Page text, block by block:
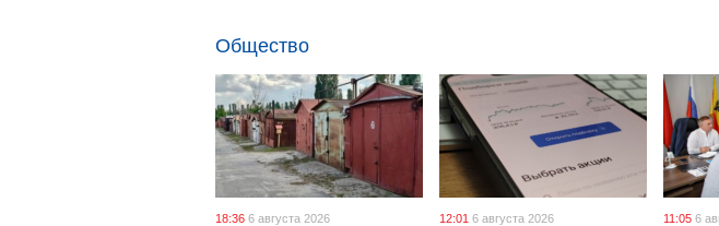
Общество
18:36 6 августа 2026 12:01 6 августа 2026 11:05 6